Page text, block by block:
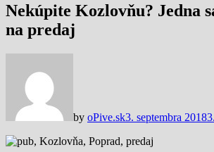
Nekúpite Kozlovňu? Jedna
na predaj
by oPive.sk3. septembra 2018